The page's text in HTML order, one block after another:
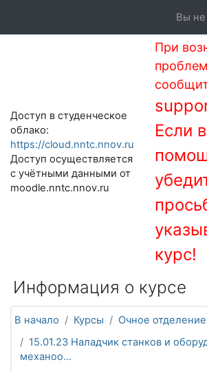
Доступ в студенческое
облако:
https://cloud.nntc.nnov.ru
Доступ осуществляется
с учётными данными от
moodle.nntc.nnov.ru
При
проблем
Если
курс!
Вы не
Информация о курсе
В начало Курсы
Очное отделение
15.01.23 Наладчик станков и
механоо...